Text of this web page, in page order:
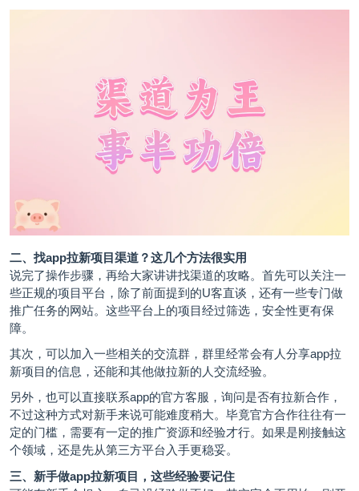
二、找app拉新项目渠道？这几个方法很实用
说完了操作步骤，再给大家讲讲找渠道的攻略。首先可以关注一
些正规的项目平台，除了前面提到的U客直谈，还有一些专门做
推广任务的网站。这些平台上的项目经过筛选，安全性更有保
障。
其次，可以加入一些相关的交流群，群里经常会有人分享app拉
新项目的信息，还能和其他做拉新的人交流经验。
另外，也可以直接联系app的官方客服，询问是否有拉新合作，
不过这种方式对新手来说可能难度稍大。毕竟官方合作往往有一
定的门槛，需要有一定的推广资源和经验才行。如果是刚接触这
个领域，还是先从第三方平台入手更稳妥。
三、新手做app拉新项目，这些经验要记住